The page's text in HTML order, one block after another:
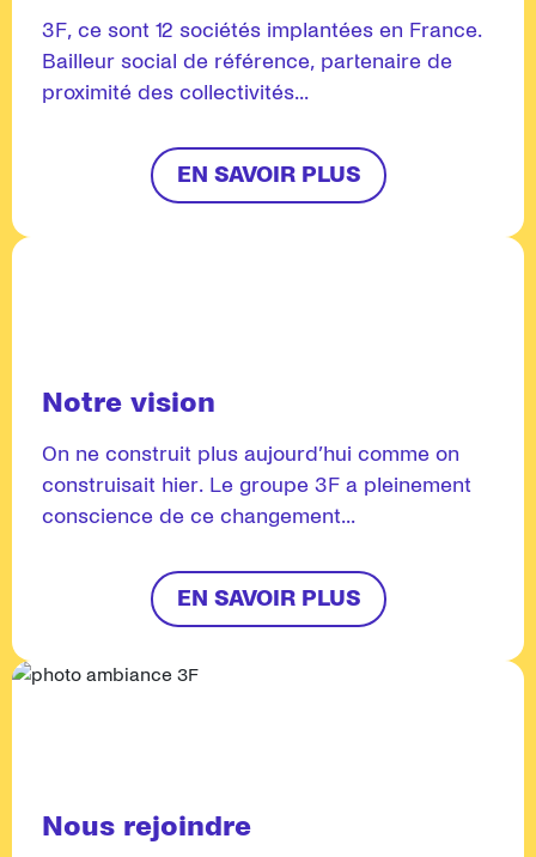
3F, ce sont 12 sociétés implantées en France.
Bailleur social de référence, partenaire de
proximité des collectivités...
EN SAVOIR PLUS
Notre vision
On ne construit plus aujourd’hui comme on
construisait hier. Le groupe 3F a pleinement
conscience de ce changement...
EN SAVOIR PLUS
Nous rejoindre